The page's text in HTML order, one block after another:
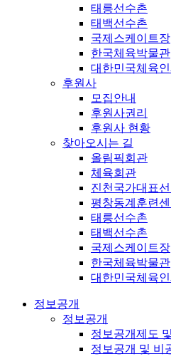
태릉선수촌
태백선수촌
국제스케이트장
한국체육박물관
대한민국체육
후원사
모집안내
후원사권리
후원사 현황
찾아오시는 길
올림픽회관
체육회관
진천국가대표
평창동계훈련센
태릉선수촌
태백선수촌
국제스케이트장
한국체육박물관
대한민국체육
정보공개
정보공개
정보공개제도
정보공개 및 비